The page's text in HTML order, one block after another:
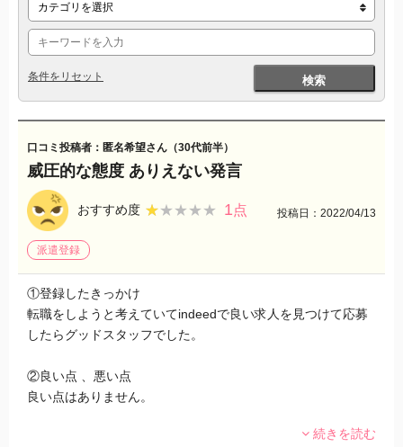
検索
条件をリセット
口コミ投稿者：匿名希望さん（30代前半）
威圧的な態度 ありえない発言
おすすめ度 ★★★★★
★★★★★ 1点 投稿日：2022/04/13
派遣登録
①登録したきっかけ
転職をしようと考えていてindeedで良い求人を見つけて応募
したらグッドスタッフでした。
②良い点 、悪い点
良い点はありません。
続きを読む